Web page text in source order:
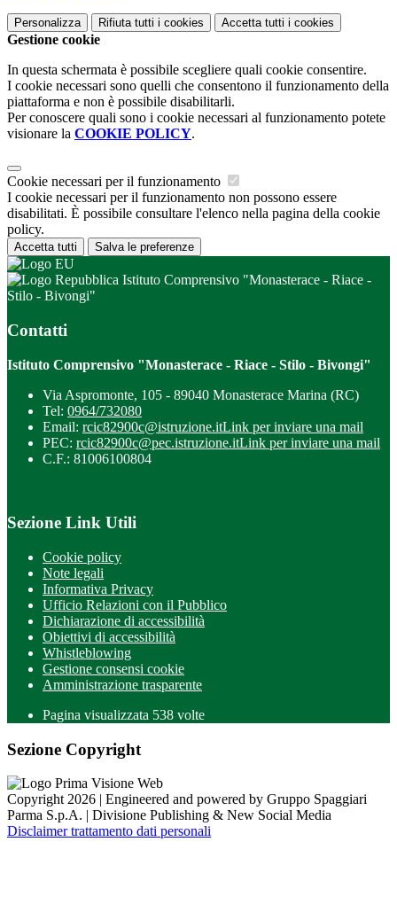
Personalizza Rifiuta tutti i cookies Accetta tutti i cookies
Gestione cookie
In questa schermata è possibile scegliere quali cookie consentire.
I cookie necessari sono quelli che consentono il funzionamento della
piattaforma e non è possibile disabilitarli.
Per conoscere quali sono i cookie necessari al funzionamento potete
visionare la COOKIE POLICY.
Cookie necessari per il funzionamento
I cookie necessari per il funzionamento non possono essere
disabilitati. È possibile consultare l'elenco nella pagina della cookie
policy.
Accetta tutti Salva le preferenze
Istituto Comprensivo "Monasterace - Riace -
Stilo - Bivongi"
Contatti
Istituto Comprensivo "Monasterace - Riace - Stilo - Bivongi"
Via Aspromonte, 105 - 89040 Monasterace Marina (RC)
Tel: 0964/732080
Email: rcic82900c@istruzione.itLink per inviare una mail
PEC: rcic82900c@pec.istruzione.itLink per inviare una mail
C.F.: 81006100804
Sezione Link Utili
Cookie policy
Note legali
Informativa Privacy
Ufficio Relazioni con il Pubblico
Dichiarazione di accessibilità
Obiettivi di accessibilità
Whistleblowing
Gestione consensi cookie
Amministrazione trasparente
Pagina visualizzata 538 volte
Sezione Copyright
Copyright 2026 | Engineered and powered by Gruppo Spaggiari
Parma S.p.A. | Divisione Publishing & New Social Media
Disclaimer trattamento dati personali